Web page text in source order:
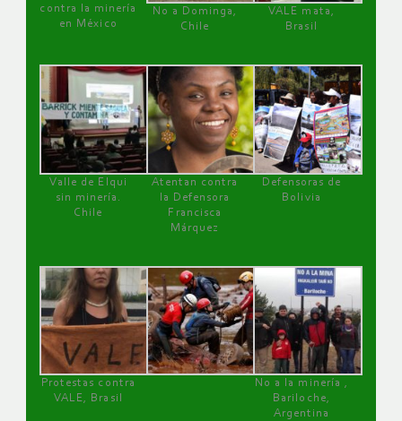
contra la minería
en México
No a Dominga,
Chile
VALE mata,
Brasil
Valle de Elqui
sin minería.
Chile
Atentan contra
la Defensora
Francisca
Márquez
Defensoras de
Bolivia
Protestas contra
VALE, Brasil
No a la minería ,
Bariloche,
Argentina